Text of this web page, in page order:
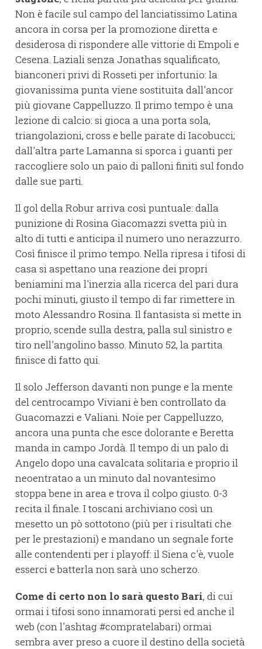
Non è facile sul campo del lanciatissimo Latina
ancora in corsa per la promozione diretta e
desiderosa di rispondere alle vittorie di Empoli e
Cesena. Laziali senza Jonathas squalificato,
bianconeri privi di Rosseti per infortunio: la
giovanissima punta viene sostituita dall'ancor
più giovane Cappelluzzo. Il primo tempo è una
lezione di calcio: si gioca a una porta sola,
triangolazioni, cross e belle parate di Iacobucci;
dall'altra parte Lamanna si sporca i guanti per
raccogliere solo un paio di palloni finiti sul fondo
dalle sue parti.
Il gol della Robur arriva così puntuale: dalla
punizione di Rosina Giacomazzi svetta più in
alto di tutti e anticipa il numero uno nerazzurro.
Così finisce il primo tempo. Nella ripresa i tifosi di
casa si aspettano una reazione dei propri
beniamini ma l'inerzia alla ricerca del pari dura
pochi minuti, giusto il tempo di far rimettere in
moto Alessandro Rosina. Il fantasista si mette in
proprio, scende sulla destra, palla sul sinistro e
tiro nell'angolino basso. Minuto 52, la partita
finisce di fatto qui.
Il solo Jefferson davanti non punge e la mente
del centrocampo Viviani è ben controllato da
Guacomazzi e Valiani. Noie per Cappelluzzo,
ancora una punta che esce dolorante e Beretta
manda in campo Jordà. Il tempo di un palo di
Angelo dopo una cavalcata solitaria e proprio il
neoentratao a un minuto dal novantesimo
stoppa bene in area e trova il colpo giusto. 0-3
recita il finale. I toscani archiviano così un
mesetto un pò sottotono (più per i risultati che
per le prestazioni) e mandano un segnale forte
alle contendenti per i playoff: il Siena c'è, vuole
esserci e batterla non sarà uno scherzo.
Come di certo non lo sarà questo Bari, di cui
ormai i tifosi sono innamorati persi ed anche il
web (con l'ashtag #compratelabari) ormai
sembra aver preso a cuore il destino della società